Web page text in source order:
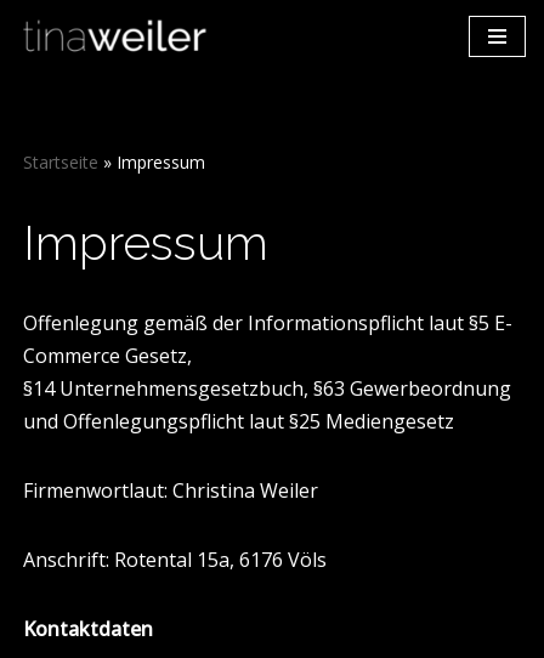
Startseite » Impressum
Impressum
Offenlegung gemäß der Informationspflicht laut §5 E-
Commerce Gesetz,
§14 Unternehmensgesetzbuch, §63 Gewerbeordnung
und Offenlegungspflicht laut §25 Mediengesetz
Firmenwortlaut: Christina Weiler
Anschrift: Rotental 15a, 6176 Völs
Kontaktdaten